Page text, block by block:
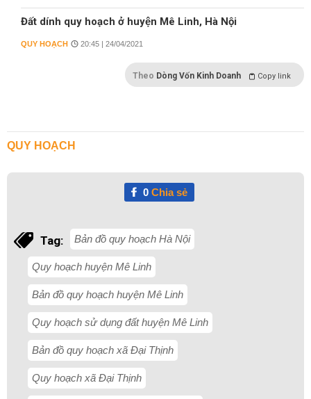
Đất dính quy hoạch ở huyện Mê Linh, Hà Nội
QUY HOẠCH 20:45 | 24/04/2021
Theo Dòng Vốn Kinh Doanh Copy link
QUY HOẠCH
0Chia sẻ
Tag: Bản đồ quy hoạch Hà Nội
Quy hoạch huyện Mê Linh
Bản đồ quy hoạch huyện Mê Linh
Quy hoạch sử dụng đất huyện Mê Linh
Bản đồ quy hoạch xã Đại Thịnh
Quy hoạch xã Đại Thịnh